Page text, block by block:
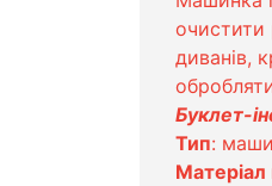
очистити
диванів,
Буклет-
Тип:
Матеріал